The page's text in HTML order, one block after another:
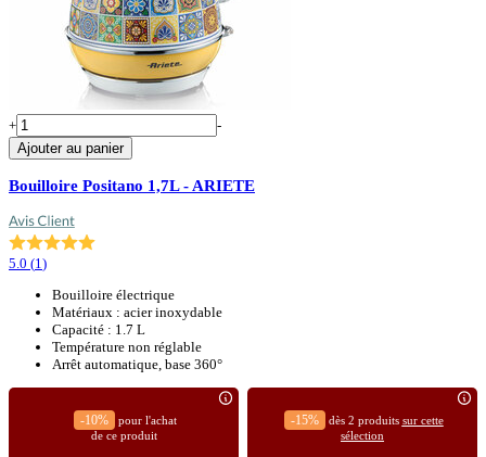
+
-
Ajouter au panier
Bouilloire Positano 1,7L - ARIETE
5.0 (1)
Bouilloire électrique
Matériaux : acier inoxydable
Capacité : 1.7 L
Température non réglable
Arrêt automatique, base 360°
-10%
pour l'achat
de ce produit
-15% dès 2 produits sur cette
sélection